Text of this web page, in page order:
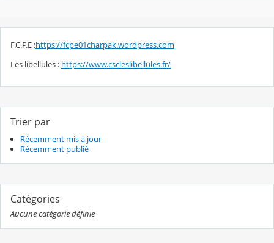
F.C.P.E :https://fcpe01charpak.wordpress.com
Les libellules : https://www.cscleslibellules.fr/
Trier par
Récemment mis à jour
Récemment publié
Catégories
Aucune catégorie définie